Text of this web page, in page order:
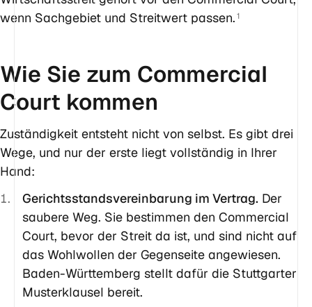
wenn Sachgebiet und Streitwert passen. 1
Wie Sie zum Commercial
Court kommen
Zuständigkeit entsteht nicht von selbst. Es gibt drei
Wege, und nur der erste liegt vollständig in Ihrer
Hand:
Gerichtsstandsvereinbarung im Vertrag. Der
saubere Weg. Sie bestimmen den Commercial
Court, bevor der Streit da ist, und sind nicht auf
das Wohlwollen der Gegenseite angewiesen.
Baden-Württemberg stellt dafür die Stuttgarter
Musterklausel bereit.